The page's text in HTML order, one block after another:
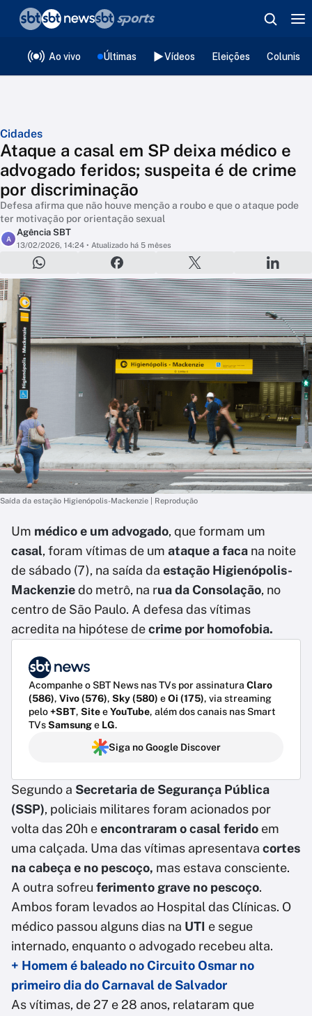
Ao vivo Últimas Vídeos Eleições
Cidades
Ataque a casal em SP deixa médico e
advogado feridos; suspeita é de crime
por discriminação
Defesa afirma que não houve menção a roubo e que o ataque pode
ter motivação por orientação sexual
A
Agência SBT
13/02/2026, 14:24 • Atualizado há 5 mêses
Saída da estação Higienópolis-Mackenzie | Reprodução
Um médico e um advogado, que formam um
casal, foram vítimas de um ataque a faca na noite
de sábado (7), na saída da estação Higienópolis-
Mackenziedo metrô, na rua da Consolação, no
centro de São Paulo. A defesa das vítimas
acredita na hipótese decrime por homofobia.
Acompanhe o SBT News nas TVs por assinatura Claro
(586), Vivo (576), Sky (580) eOi (175), via streaming
pelo+SBT, SiteeYouTube, além dos canais nas Smart
TVsSamsunge LG.
Siga no Google Discover
Segundo a Secretaria de Segurança Pública
(SSP), policiais militares foram acionados por
volta das 20h eencontraram o casal ferido em
uma calçada. Uma das vítimas apresentava cortes
na cabeça e no pescoço, mas estava consciente.
A outra sofreu ferimento grave no pescoço.
Ambos foram levados ao Hospital das Clínicas. O
médico passou alguns dias na UTI e segue
internado, enquanto o advogado recebeu alta.
+ Homem é baleado no Circuito Osmar no
primeiro dia do Carnaval de Salvador
As vítimas, de 27 e 28 anos, relataram que
❮voltar
Editorias